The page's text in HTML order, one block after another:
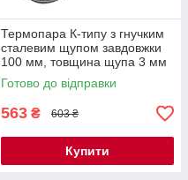
Термопара К-типу з гнучким
сталевим щупом завдовжки
100 мм, товщина щупа 3 мм
(від 0 °C + до 1100 °C)
WRNK-191
Готово до відправки
563 ₴ 603 ₴
Купити